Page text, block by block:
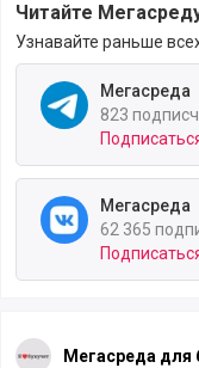
Читайте
Узнавайте раньше
Мегасреда
823
Мегасреда
62 365
Мегасреда для